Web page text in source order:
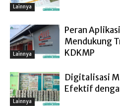
Lainnya
Lainnya
Peran
Mendukung
KDKMP
Lainnya
Digitalisasi
Efektif